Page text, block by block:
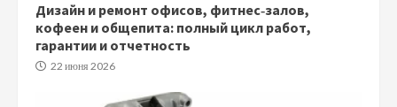
Дизайн и ремонт офисов, фитнес‑залов,
кофеен и общепита: полный цикл работ,
гарантии и отчетность
22 июня 2026